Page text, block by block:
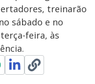
treinarão
sábado e no
feira, às